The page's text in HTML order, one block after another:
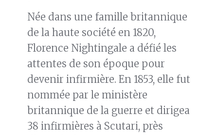
Née dans une famille britannique
de la haute société en 1820,
Florence Nightingale a défié les
attentes de son époque pour
devenir infirmière. En 1853, elle fut
nommée par le ministère
britannique de la guerre et dirigea
38 infirmières à Scutari, près